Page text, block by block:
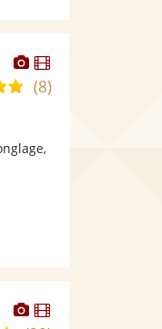
Dieser
Künstler
stellt
Dieser
Künstler
5,0
Sternen
(8)
DieserDieser